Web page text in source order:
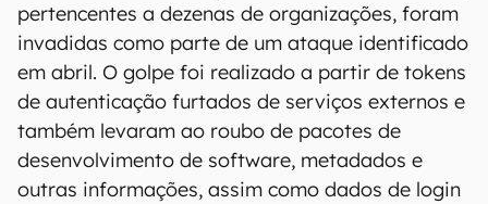
pertencentes a dezenas de organizações, foram
invadidas como parte de um ataque identificado
em abril. O golpe foi realizado a partir de tokens
de autenticação furtados de serviços externos e
também levaram ao roubo de pacotes de
desenvolvimento de software, metadados e
outras informações, assim como dados de login